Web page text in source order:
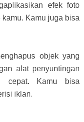
efek foto
Kamu juga bisa
objek yang
alat penyuntingan
cepat. Kamu bisa
iklan.